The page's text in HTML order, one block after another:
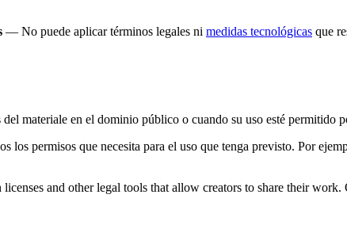
— No puede aplicar términos legales ni medidas tecnológicas que
materiale en el dominio público o cuando su uso esté permitido
los permisos que necesita para el uso que tenga previsto. Por
and other legal tools that allow creators to share their work.